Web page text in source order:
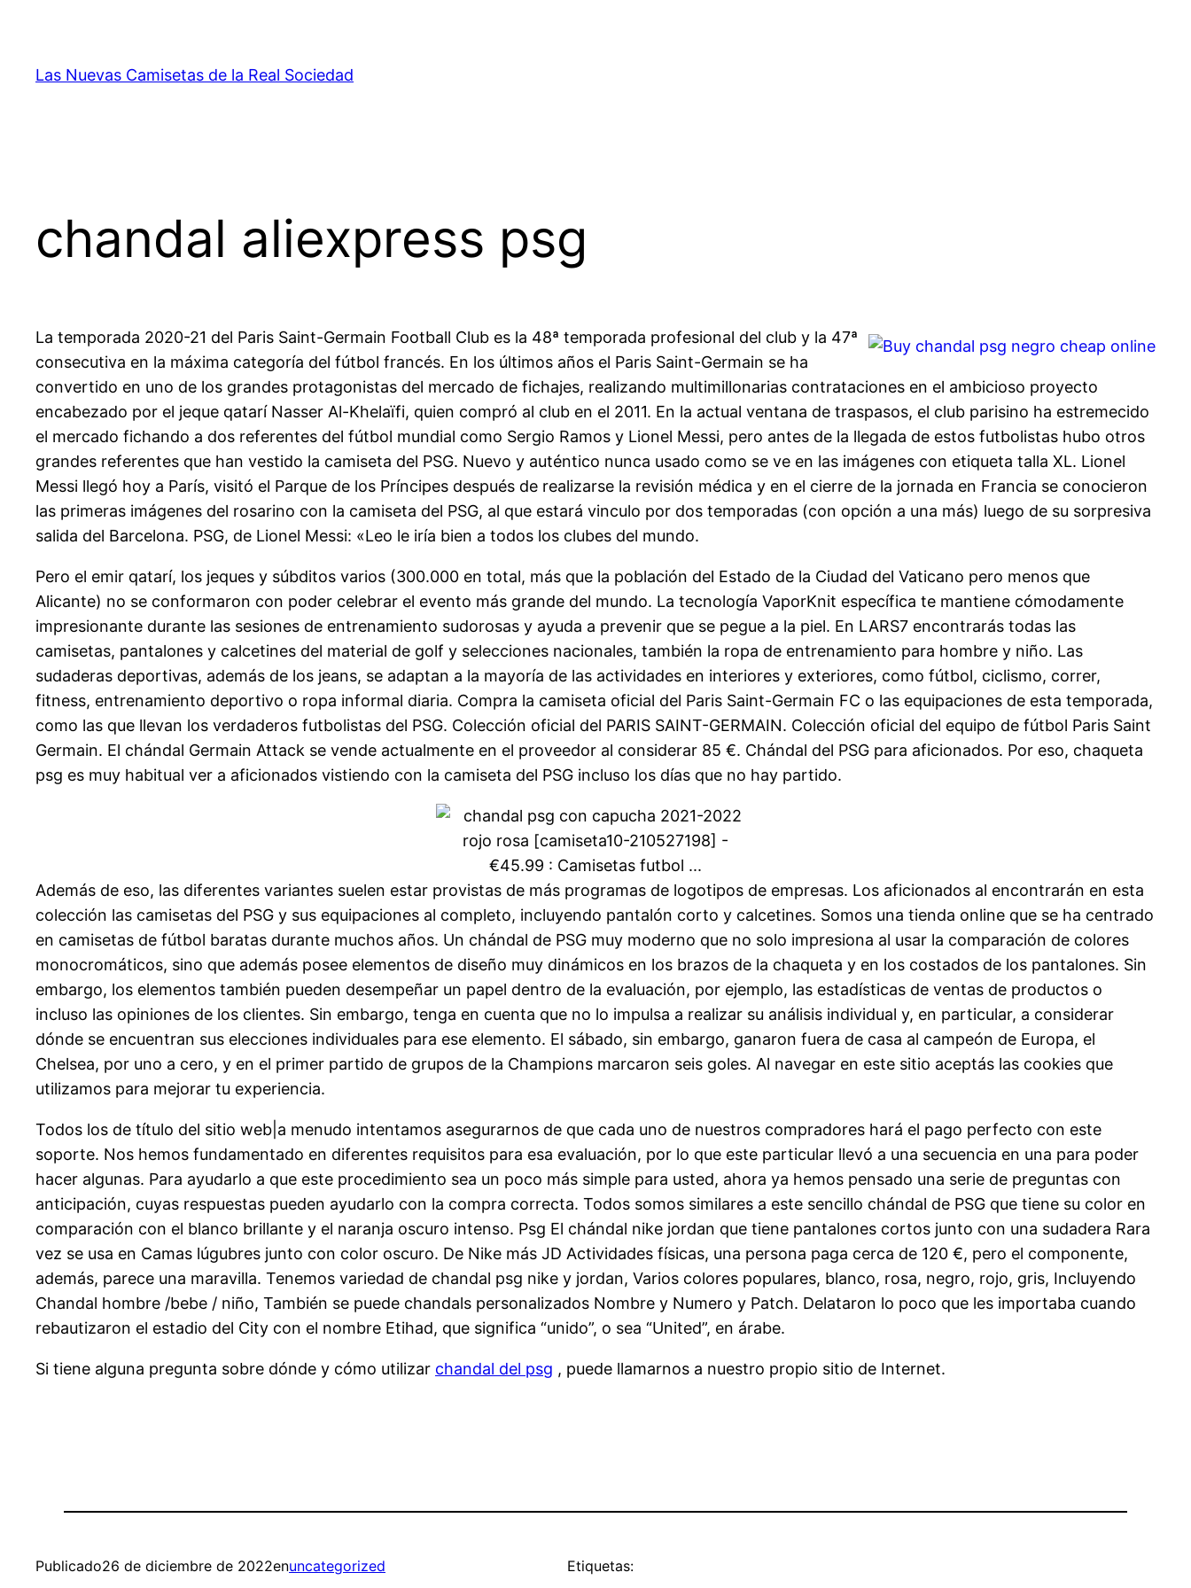
contenido
Las Nuevas Camisetas de la Real Sociedad
chandal aliexpress psg
La temporada 2020-21 del Paris Saint-Germain Football Club es la 48ª temporada profesional del club y la 47ª
consecutiva en la máxima categoría del fútbol francés. En los últimos años el Paris Saint-Germain se ha
convertido en uno de los grandes protagonistas del mercado de fichajes, realizando multimillonarias contrataciones en el ambicioso proyecto
encabezado por el jeque qatarí Nasser Al-Khelaïfi, quien compró al club en el 2011. En la actual ventana de traspasos, el club parisino ha estremecido
el mercado fichando a dos referentes del fútbol mundial como Sergio Ramos y Lionel Messi, pero antes de la llegada de estos futbolistas hubo otros
grandes referentes que han vestido la camiseta del PSG. Nuevo y auténtico nunca usado como se ve en las imágenes con etiqueta talla XL. Lionel
Messi llegó hoy a París, visitó el Parque de los Príncipes después de realizarse la revisión médica y en el cierre de la jornada en Francia se conocieron
las primeras imágenes del rosarino con la camiseta del PSG, al que estará vinculo por dos temporadas (con opción a una más) luego de su sorpresiva
salida del Barcelona. PSG, de Lionel Messi: «Leo le iría bien a todos los clubes del mundo.
Pero el emir qatarí, los jeques y súbditos varios (300.000 en total, más que la población del Estado de la Ciudad del Vaticano pero menos que
Alicante) no se conformaron con poder celebrar el evento más grande del mundo. La tecnología VaporKnit específica te mantiene cómodamente
impresionante durante las sesiones de entrenamiento sudorosas y ayuda a prevenir que se pegue a la piel. En LARS7 encontrarás todas las
camisetas, pantalones y calcetines del material de golf y selecciones nacionales, también la ropa de entrenamiento para hombre y niño. Las
sudaderas deportivas, además de los jeans, se adaptan a la mayoría de las actividades en interiores y exteriores, como fútbol, ciclismo, correr,
fitness, entrenamiento deportivo o ropa informal diaria. Compra la camiseta oficial del Paris Saint-Germain FC o las equipaciones de esta temporada,
como las que llevan los verdaderos futbolistas del PSG. Colección oficial del PARIS SAINT-GERMAIN. Colección oficial del equipo de fútbol Paris Saint
Germain. El chándal Germain Attack se vende actualmente en el proveedor al considerar 85 €. Chándal del PSG para aficionados. Por eso, chaqueta
psg es muy habitual ver a aficionados vistiendo con la camiseta del PSG incluso los días que no hay partido.
Además de eso, las diferentes variantes suelen estar provistas de más programas de logotipos de empresas. Los aficionados al encontrarán en esta
colección las camisetas del PSG y sus equipaciones al completo, incluyendo pantalón corto y calcetines. Somos una tienda online que se ha centrado
en camisetas de fútbol baratas durante muchos años. Un chándal de PSG muy moderno que no solo impresiona al usar la comparación de colores
monocromáticos, sino que además posee elementos de diseño muy dinámicos en los brazos de la chaqueta y en los costados de los pantalones. Sin
embargo, los elementos también pueden desempeñar un papel dentro de la evaluación, por ejemplo, las estadísticas de ventas de productos o
incluso las opiniones de los clientes. Sin embargo, tenga en cuenta que no lo impulsa a realizar su análisis individual y, en particular, a considerar
dónde se encuentran sus elecciones individuales para ese elemento. El sábado, sin embargo, ganaron fuera de casa al campeón de Europa, el
Chelsea, por uno a cero, y en el primer partido de grupos de la Champions marcaron seis goles. Al navegar en este sitio aceptás las cookies que
utilizamos para mejorar tu experiencia.
Todos los de título del sitio web|a menudo intentamos asegurarnos de que cada uno de nuestros compradores hará el pago perfecto con este
soporte. Nos hemos fundamentado en diferentes requisitos para esa evaluación, por lo que este particular llevó a una secuencia en una para poder
hacer algunas. Para ayudarlo a que este procedimiento sea un poco más simple para usted, ahora ya hemos pensado una serie de preguntas con
anticipación, cuyas respuestas pueden ayudarlo con la compra correcta. Todos somos similares a este sencillo chándal de PSG que tiene su color en
comparación con el blanco brillante y el naranja oscuro intenso. Psg El chándal nike jordan que tiene pantalones cortos junto con una sudadera Rara
vez se usa en Camas lúgubres junto con color oscuro. De Nike más JD Actividades físicas, una persona paga cerca de 120 €, pero el componente,
además, parece una maravilla. Tenemos variedad de chandal psg nike y jordan, Varios colores populares, blanco, rosa, negro, rojo, gris, Incluyendo
Chandal hombre /bebe / niño, También se puede chandals personalizados Nombre y Numero y Patch. Delataron lo poco que les importaba cuando
rebautizaron el estadio del City con el nombre Etihad, que significa “unido”, o sea “United”, en árabe.
Si tiene alguna pregunta sobre dónde y cómo utilizar chandal del psg , puede llamarnos a nuestro propio sitio de Internet.
Publicado26 de diciembre de 2022enuncategorized Etiquetas: